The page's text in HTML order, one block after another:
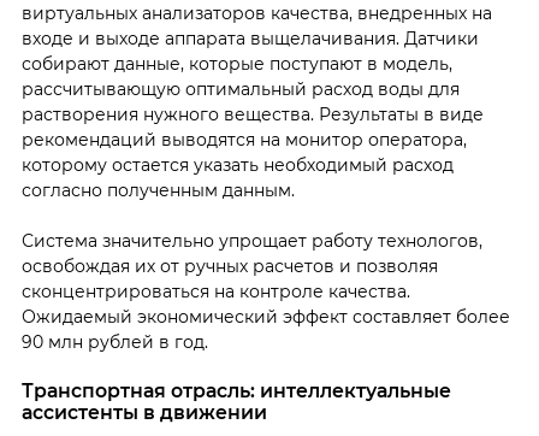
виртуальных анализаторов качества, внедренных на
входе и выходе аппарата выщелачивания. Датчики
собирают данные, которые поступают в модель,
рассчитывающую оптимальный расход воды для
растворения нужного вещества. Результаты в виде
рекомендаций выводятся на монитор оператора,
которому остается указать необходимый расход
согласно полученным данным.
Система значительно упрощает работу технологов,
освобождая их от ручных расчетов и позволяя
сконцентрироваться на контроле качества.
Ожидаемый экономический эффект составляет более
90 млн рублей в год.
Транспортная отрасль: интеллектуальные
ассистенты в движении